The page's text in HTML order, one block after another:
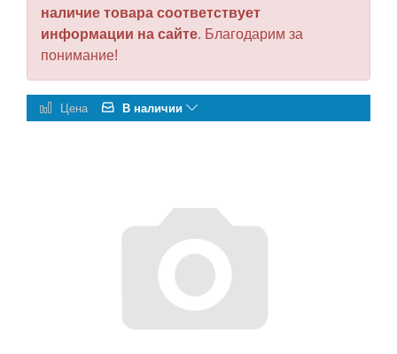
наличие товара соответствует
информации на сайте. Благодарим за
понимание!
Цена В наличии